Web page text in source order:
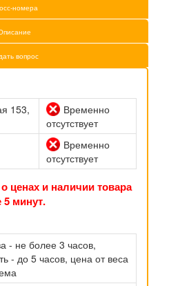
номера
вопрос
153,
Временно
отсутствует
Временно
отсутствует
и наличии товара
минут.
- не более 3 часов,
- до 5 часов, цена от веса